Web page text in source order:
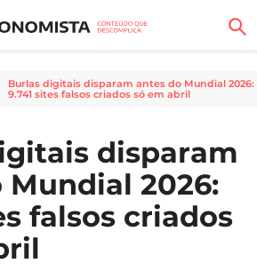
Pessoais
Burlas digitais disparam antes do Mundial 2026:
9.741 sites falsos criados só em abril
disparam
Mundial 2026:
falsos criados